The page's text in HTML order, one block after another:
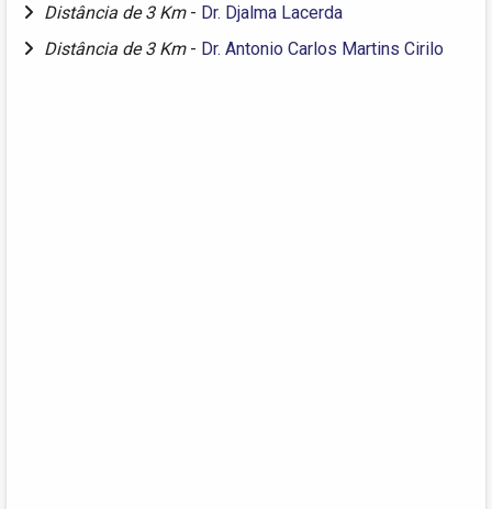
Distância de 3 Km - Dr. Djalma Lacerda
Distância de 3 Km - Dr. Antonio Carlos Martins Cirilo